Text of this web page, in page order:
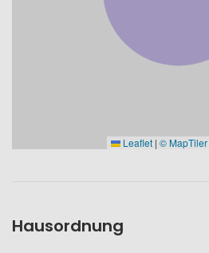
Leaflet | © MapTiler
Hausordnung